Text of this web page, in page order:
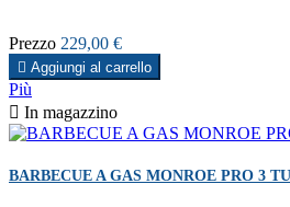
Prezzo 229,00 €
 Aggiungi al carrello
Più
 In magazzino
BARBECUE A GAS MONROE PRO 3